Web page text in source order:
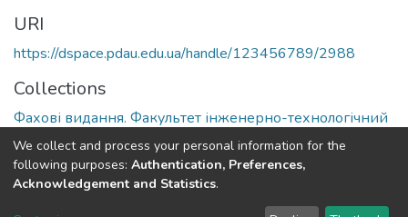
URI
https://dspace.pdau.edu.ua/handle/123456789/2988
Collections
Фахові видання. Факультет інженерно-технологічний
Full item page
We collect and process your personal information for the
following purposes: Authentication, Preferences,
Acknowledgement and Statistics.